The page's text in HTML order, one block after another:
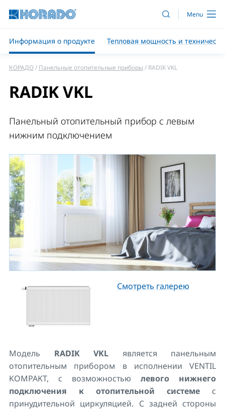
Информация о продукте Тепловая мощность и
КОРАДО Панельные отопительные приборы RADIK VKL
RADIK VKL
Панельный отопительный прибор с левым
нижним подключением
Смотреть галерею
Модель RADIK VKL является панельным
отопительным прибором в исполнении VENTIL
KOMPAKT, с возможностью левого нижнего
подключения к отопительной системе с
принудительной циркуляцией. С задней стороны